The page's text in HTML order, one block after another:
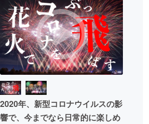
アート・写真
テクノロジー・ガジェット
映像・映画
まちづくり・地域活性化
2020年、新型コロナウイルスの影
響で、今までなら日常的に楽しめ